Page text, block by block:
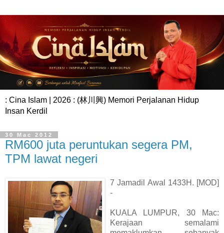
: Cina Islam | 2026 : (林川興) Memori Perjalanan Hidup
Insan Kerdil
30 Mac 2012
RM600 juta peruntukan segera PM,
TPM lawat negeri
7 Jamadil Awal 1433H. [MOD]
-
KUALA LUMPUR, 30 Mac:
Kerajaan semalami